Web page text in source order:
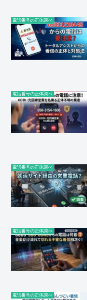
電話番号の正体調べ
電話番号の正体調べ
電話番号の正体調べ
電話番号の正体調べ
電話番号の正体調べ